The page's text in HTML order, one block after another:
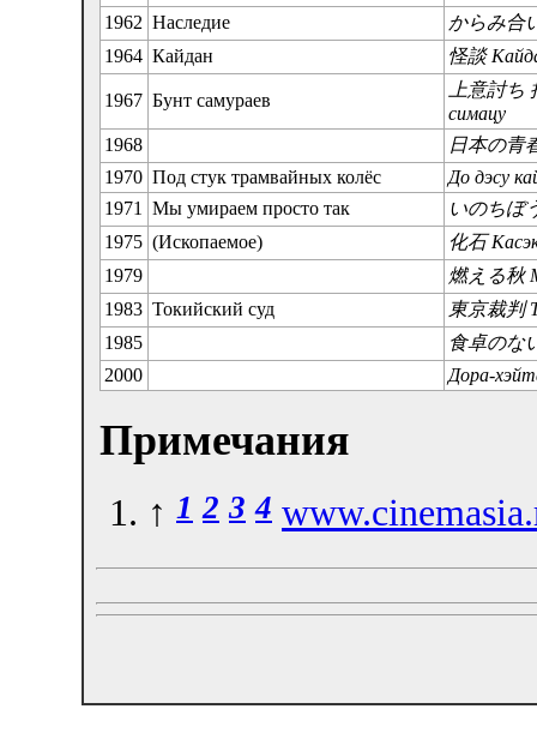
1962 Наследие
からみ合
1964 Кайдан 怪談
1967 Бунт самураев
上意討ち
симацу
1968
日本の青
1970 Под стук трамвайных колёс
До дэсу
1971
Мы умираем просто так
いのちぼ
1975 (Ископаемое)
化石
1979
燃える秋
1983 Токийский суд
東京裁判
1985
食卓のな
2000
Дора-
Примечания
↑ 1 2 3 4